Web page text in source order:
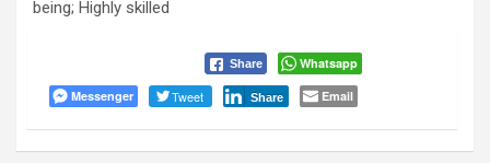
being; Highly skilled
Share
Whatsapp
Messenger
Tweet Share Email